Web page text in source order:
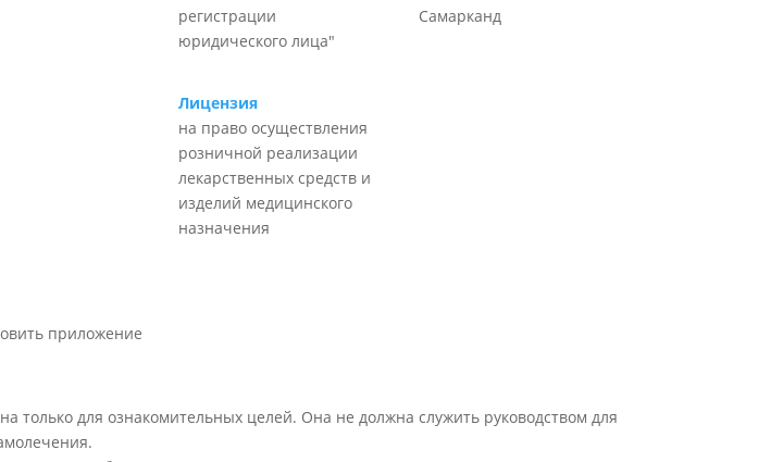
регистрации
юридического лица"
Лицензия
на право осуществления
розничной реализации
лекарственных средств и
изделий медицинского
назначения
Самарканд
для ознакомительных целей. Она не должна служить руководством для